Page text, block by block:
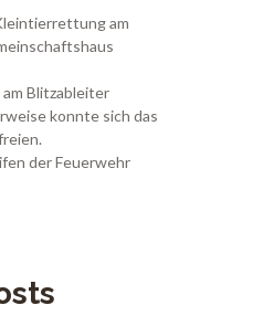
am
am Blitzableiter
konnte sich das
der Feuerwehr